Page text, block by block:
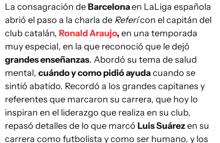
La consagración de Barcelonaen LaLiga española
abrió el paso a la charla de Referícon el capitán del
club catalán, Ronald Araujo, en una temporada
muy especial, en la que reconoció que le dejó
grandes enseñanzas. Abordó su tema de salud
mental, cuándo y como pidió ayudacuando se
sintió abatido. Recordó a los grandes capitanes y
referentes que marcaron su carrera, que hoy lo
inspiran en el liderazgo que realiza en su club,
repasó detalles de lo que marcó Luis Suárezen su
carrera como futbolista y como ser humano, y los